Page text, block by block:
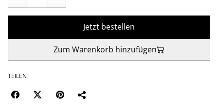
Jetzt bestellen
Zum Warenkorb hinzufügen
TEILEN